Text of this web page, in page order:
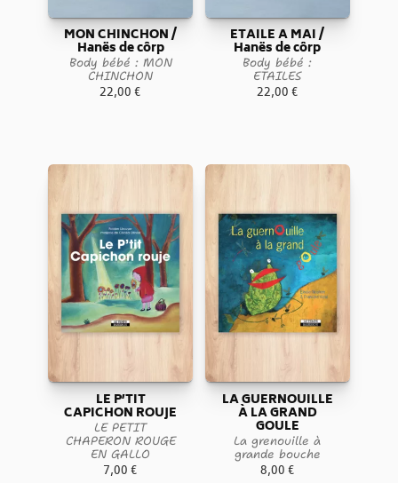
MON CHINCHON /
Hanës de côrp
Body bébé : MON
CHINCHON
22,00€
ETAILE A MAI /
Hanës de côrp
Body bébé :
ETAILES
22,00€
LE P’TIT
CAPICHON ROUJE
LE PETIT
CHAPERON ROUGE
EN GALLO
7,00€
LA GUERNOUILLE
À LA GRAND
GOULE
La grenouille à
grande bouche
8,00€